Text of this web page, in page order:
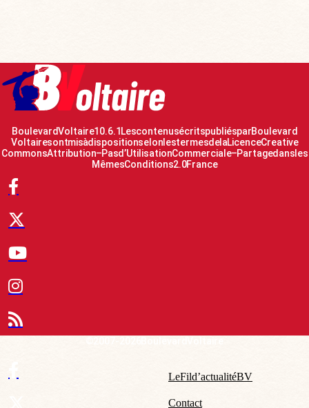
Boulevard Voltaire 10.6.1 Les contenus écrits publiés par Boulevard
Voltaire sont mis à disposition selon les termes de la Licence Creative
Commons Attribution – Pas d’Utilisation Commerciale – Partage dans les
Mêmes Conditions 2.0 France
Le Fil d’actualité BV
Contact